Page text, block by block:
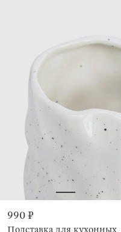
990 ₽
Подставка для кухонных